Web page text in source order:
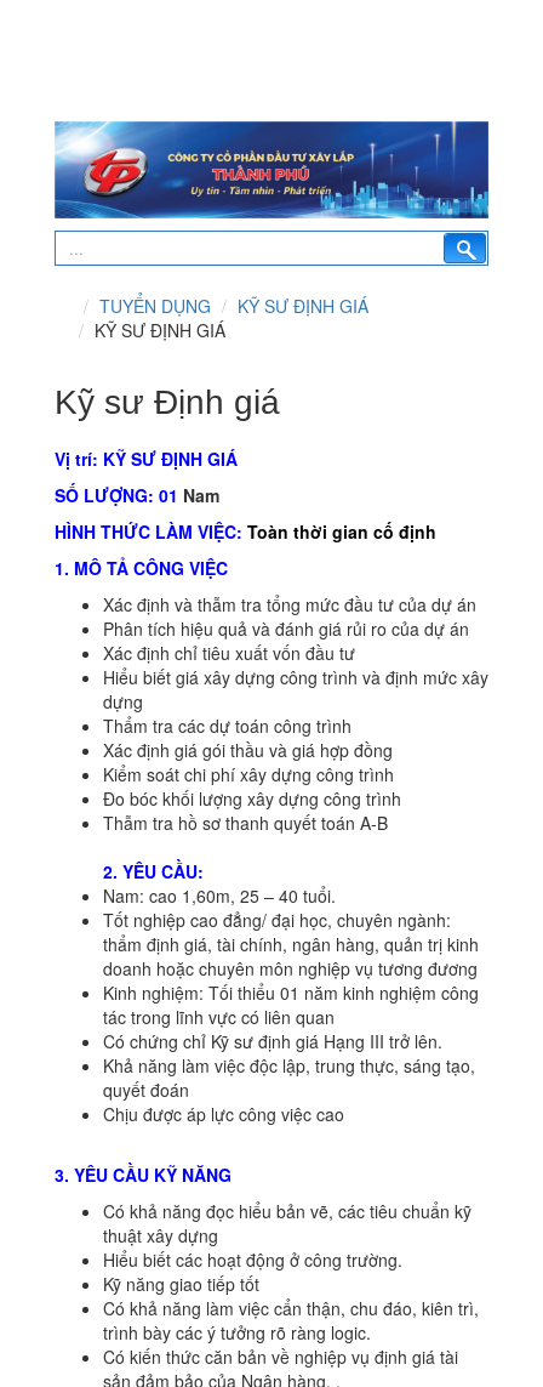
TUYỂN DỤNG
KỸ SƯ ĐỊNH GIÁ
KỸ SƯ ĐỊNH GIÁ
Kỹ sư Định giá
Vị trí: KỸ SƯ ĐỊNH GIÁ
SỐ LƯỢNG: 01 Nam
HÌNH THỨC LÀM VIỆC: Toàn thời gian cố định
1. MÔ TẢ CÔNG VIỆC
Xác định và thẫm tra tổng mức đầu tư của dự án
Phân tích hiệu quả và đánh giá rủi ro của dự án
Xác định chỉ tiêu xuất vốn đầu tư
Hiểu biết giá xây dựng công trình và định mức xây
dựng
Thẩm tra các dự toán công trình
Xác định giá gói thầu và giá hợp đồng
Kiểm soát chi phí xây dựng công trình
Đo bóc khối lượng xây dựng công trình
Thẫm tra hồ sơ thanh quyết toán A-B
2. YÊU CẦU:
Nam: cao 1,60m, 25 – 40 tuổi.
Tốt nghiệp cao đẳng/ đại học, chuyên ngành:
thẩm định giá, tài chính, ngân hàng, quản trị kinh
doanh hoặc chuyên môn nghiệp vụ tương đương
Kinh nghiệm: Tối thiểu 01 năm kinh nghiệm công
tác trong lĩnh vực có liên quan
Có chứng chỉ Kỹ sư định giá Hạng III trở lên.
Khả năng làm việc độc lập, trung thực, sáng tạo,
quyết đoán
Chịu được áp lực công việc cao
3. YÊU CẦU KỸ NĂNG
Có khả năng đọc hiểu bản vẽ, các tiêu chuẩn kỹ
thuật xây dựng
Hiểu biết các hoạt động ở công trường.
Kỹ năng giao tiếp tốt
Có khả năng làm việc cẩn thận, chu đáo, kiên trì,
trình bày các ý tưởng rõ ràng logic.
Có kiến thức căn bản về nghiệp vụ định giá tài
sản đảm bảo của Ngân hàng. .